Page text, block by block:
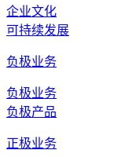
企业文化
可持续发展
负极业务
负极业务
负极产品
正极业务